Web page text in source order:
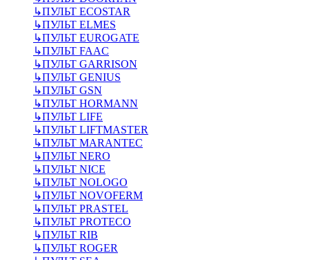
↳ПУЛЬТ ECOSTAR
↳ПУЛЬТ ELMES
↳ПУЛЬТ EUROGATE
↳ПУЛЬТ FAAC
↳ПУЛЬТ GARRISON
↳ПУЛЬТ GENIUS
↳ПУЛЬТ GSN
↳ПУЛЬТ HORMANN
↳ПУЛЬТ LIFE
↳ПУЛЬТ LIFTMASTER
↳ПУЛЬТ MARANTEC
↳ПУЛЬТ NERO
↳ПУЛЬТ NICE
↳ПУЛЬТ NOLOGO
↳ПУЛЬТ NOVOFERM
↳ПУЛЬТ PRASTEL
↳ПУЛЬТ PROTECO
↳ПУЛЬТ RIB
↳ПУЛЬТ ROGER